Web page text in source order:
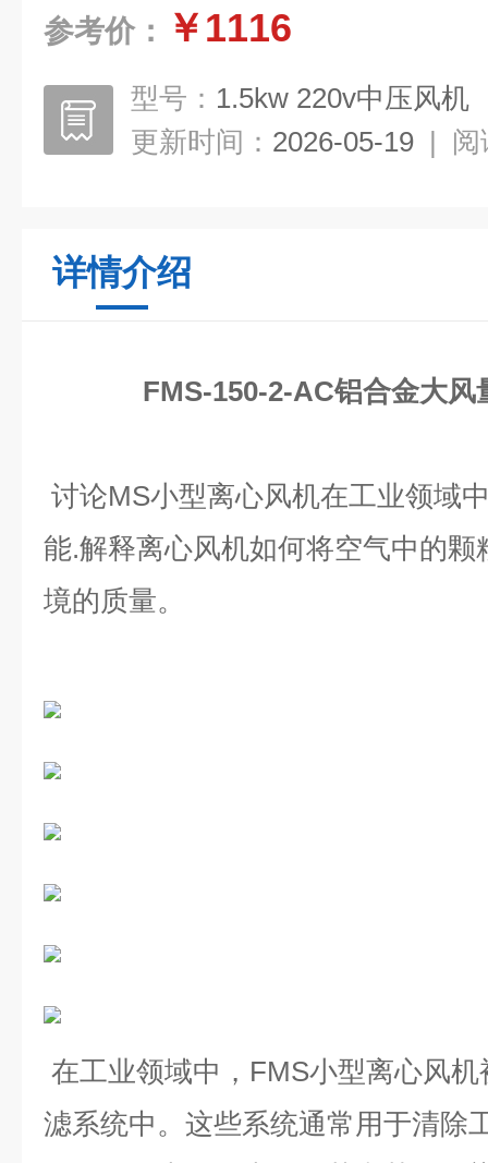
参考价： ￥1116
型号： 1.5kw 220v中压风机
更新时间： 2026-05-19 | 阅
详情介绍
FMS-150-2-AC铝合金大风
讨论MS小型离心风机在工业领域
能.解释离心风机如何将空气中的
境的质量。
在工业领域中，FMS小型离心风
滤系统中。这些系统通常用于清除